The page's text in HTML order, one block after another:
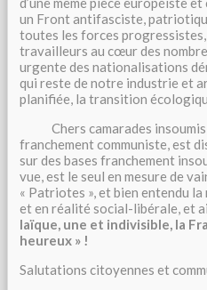
un Front antifasciste,
toutes les forces
travailleurs au cœur des
urgente des nationalisations
qui reste de notre industrie et
planifiée, la transition
Chers camarades insoumis,
franchement communiste, est
sur des bases franchement
vue, est le seul en mesure de
« Patriotes », et bien entendu
et en réalité social-libérale, et
laïque, une et indivisible, la
heureux » !
Salutations citoyennes et